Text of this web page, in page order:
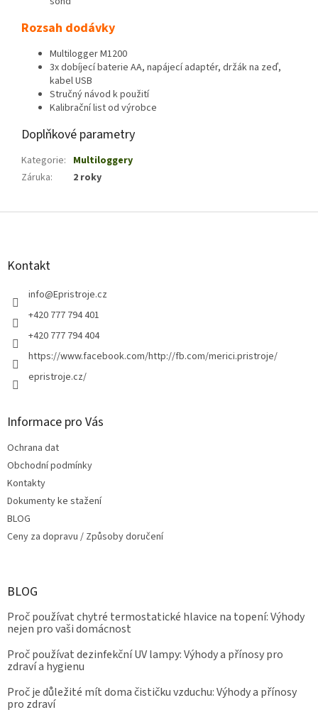
Rozsah dodávky
Multilogger M1200
3x dobíjecí baterie AA, napájecí adaptér, držák na zeď,
kabel USB
Stručný návod k použití
Kalibrační list od výrobce
Doplňkové parametry
Kategorie: Multiloggery
Záruka: 2 roky
Z
Kontakt
info@Epristroje.cz
+420 777 794 401
+420 777 794 404
https://www.facebook.com/http://fb.com/merici.pristroje/
epristroje.cz/
Informace pro Vás
Ochrana dat
Obchodní podmínky
Kontakty
Dokumenty ke stažení
BLOG
Ceny za dopravu / Způsoby doručení
BLOG
Proč používat chytré termostatické hlavice na topení: Výhody
nejen pro vaši domácnost
Proč používat dezinfekční UV lampy: Výhody a přínosy pro
zdraví a hygienu
Proč je důležité mít doma čističku vzduchu: Výhody a přínosy
pro zdraví